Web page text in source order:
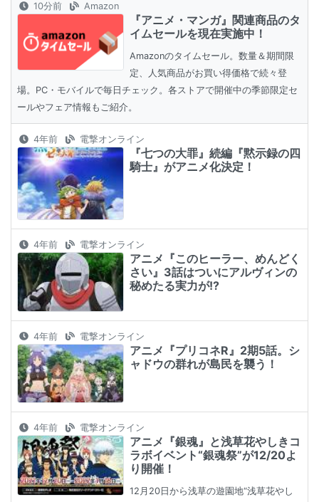
10分前 Amazon
『アニメ・マンガ』関連商品のタ
イムセールを現在実施中！
Amazonのタイムセール。数量＆期間限
定、人気商品がお買い得価格で続々登
場。PC・モバイルで毎日チェック。各ストアで開催中の季節限定セ
ールやフェア情報もご紹介。
4年前 電撃オンライン
『七つの大罪』続編『黙示録の四
騎士』がアニメ化決定！
4年前 電撃オンライン
アニメ『このヒーラー、めんどく
さい』3話はついにアルヴィンの
秘めたる実力が!?
4年前 電撃オンライン
アニメ『プリコネR』2期5話。シ
ャドウの群れが島民を襲う！
4年前 電撃オンライン
アニメ『銀魂』と浅草花やしきコ
ラボイベント“銀魂祭”が12/20よ
り開催！
12月20日から浅草の遊園地“浅草花やし